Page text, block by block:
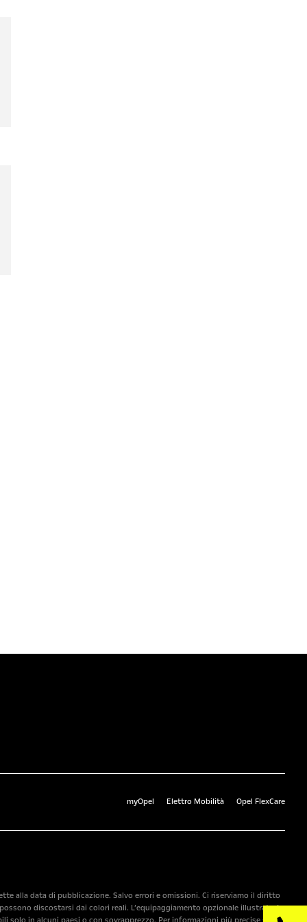
myOpel Elettro Mobilità Opel FlexCare
alla data di pubblicazione. Salvo errori e omissioni. Ci riserviamo il diritto
discostarsi dai colori reali. L’equipaggiamento opzionale illustrato è